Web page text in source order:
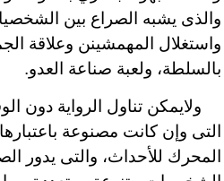
والذى يشبه الصراع بين
واستغلال المهمشينن وعلاقة
بالسلطة، ولعبة صناعة العدو.
ولايمكن تناول الرواية دون
التى وإن كانت مصنوعة باعتبارها
المحرك للأحداث، والتى يدور